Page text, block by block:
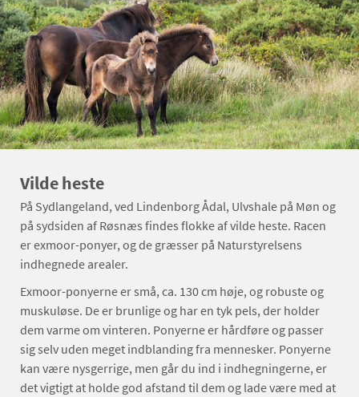
Vilde heste
På Sydlangeland, ved Lindenborg Ådal, Ulvshale på Møn og
på sydsiden af Røsnæs findes flokke af vilde heste. Racen
er exmoor-ponyer, og de græsser på Naturstyrelsens
indhegnede arealer.
Exmoor-ponyerne er små, ca. 130 cm høje, og robuste og
muskuløse. De er brunlige og har en tyk pels, der holder
dem varme om vinteren. Ponyerne er hårdføre og passer
sig selv uden meget indblanding fra mennesker. Ponyerne
kan være nysgerrige, men går du ind i indhegningerne, er
det vigtigt at holde god afstand til dem og lade være med at